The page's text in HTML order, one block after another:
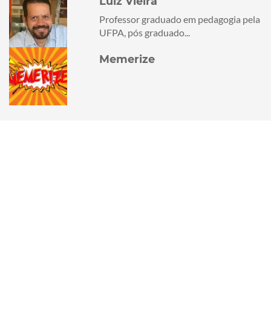
Professor graduado em pedagogia pela
UFPA, pós graduado...
Memerize